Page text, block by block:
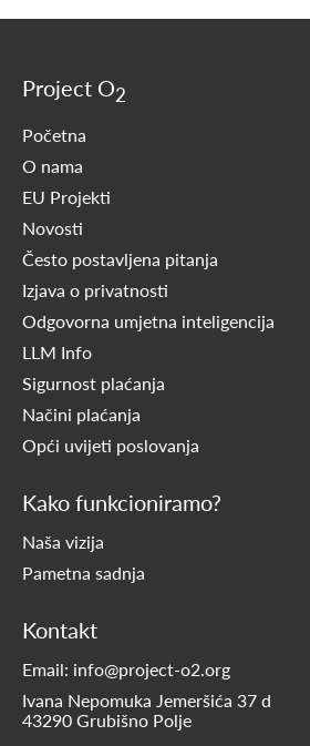
Project O2
Početna
O nama
EU Projekti
Novosti
Često postavljena pitanja
Izjava o privatnosti
Odgovorna umjetna inteligencija
LLM Info
Sigurnost plaćanja
Načini plaćanja
Opći uvijeti poslovanja
Kako funkcioniramo?
Naša vizija
Pametna sadnja
Kontakt
Email: info@project-o2.org
Ivana Nepomuka Jemeršića 37 d
43290 Grubišno Polje